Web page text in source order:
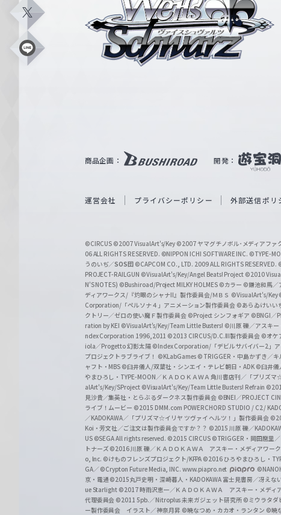
X
L
ス
W
i
c
h
w
a
r
z
商品企画： 開発：
運営会社 プライバシーポリシー 外部送信ポリ
©CIRCUS ©2007 VisualArt's/Key ©2007 ヤマグチノボル･メディアファ
06 ALL RIGHTS RESERVED. ©NIPPON ICHI SOFTWARE INC. ©TYPE-
うのいぢ／SOS団 ©CAPCOM CO., LTD. 2009 ALL RIGHTS RESERVED.
PROJECT-RAILGUN ©VisualArt's/Key/Angel Beats! Project ©2010
N'S NOTES) ©Bushiroad/Project MILKY HOLMES ©カラー ©鎌池和馬／
ディアワークス/『灼眼のシャナII』製作委員会/ＭＢＳ ©VisualArt's/Key
Corporation/「ペルソナ４」アニメーション製作委員会 ©あらゐけいい
クトリー／ゼロの使い魔Ｆ製作委員会 ©Project シンフォギア ©BNGI／
ration by KEI ©VisualArt's/Key/Team Little Busters! ©川原 礫／アスキー
ndex Corporation 1996,2011 ©2013 CIRCUS/D.C.III製作委員会 ©オケ
iola／Progetto 幻影太陽 ©Index Corporation/「デビルサバイバー2」
プロジェクトラブライブ！ ©KLabGames © TRIGGER・中島かずき／
ャフト・MBS ©臼井儀人/双葉社・シンエイ・テレビ朝日・ADK ©臼井儀
やまひろし・TYPE-MOON／ＫＡＤＯＫＡＷＡ 角川書店刊／「プリズ
alArt's/Key/SProject ©VisualArt's/Key/Team Little Busters! Refrain
見沙貴／集英社・とらぶるダークネス製作委員会 ©BNEI／PROJECT
ライブ！ムービー ©2015 DMM.com POWERCHORD STUDIO / C2 /
／KADOKAWA／「プリズマ☆イリヤ ツヴァイ ヘルツ！」製作委員会
Koi・芳文社／ご注文は製作委員会ですか？？ ©2015 川原 礫／
US ©SEGA All rights reserved. ©2015 CIRCUS ©TRIGGER・岡田麿里
トナーズ©2016 川原 礫／ＫＡＤＯＫＡＷＡ アスキー・メディアワー
o, Inc. ©けものフレンズプロジェクト/KFPA ©2016 ひろやまひろし・
GA／ ©Crypton Future Media, INC. www.piapro.net
京・電通 ©2015丸戸史明・深崎暮人・KADOKAWA 富士見書房／冴えな
ue Starlight ©2017 時雨沢恵一／ＫＡＤＯＫＡＷＡ アスキー・メディ
代理委員会 ©2011 5pb.／Nitroplus 未来ガジェット研究所 ©ミウラタダ
ー製作委員会 イラスト／神奈月昇 ©暁なつめ・カカオ・ランタン ©暁